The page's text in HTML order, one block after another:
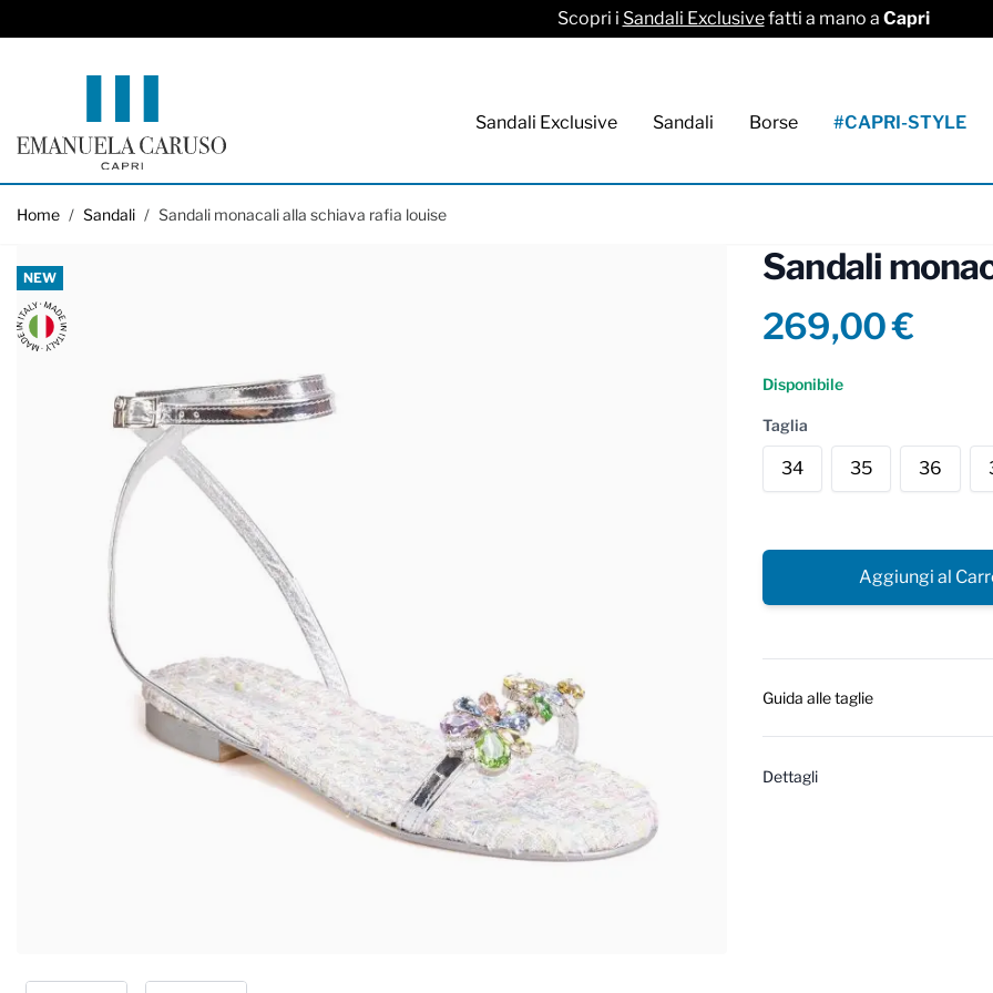
Scopri i Sandali Exclusivefatti a mano a Capri
Sandali Exclusive Sandali Borse #CAPRI-STYLE
Home / Sandali / Sandali monacali alla schiava rafia louise
NEW
Sandali
Product
269,00 €
Reviews
Disponibile
Taglia
34 35 36
Aggiungi al
Guida alle taglie
Dettagli